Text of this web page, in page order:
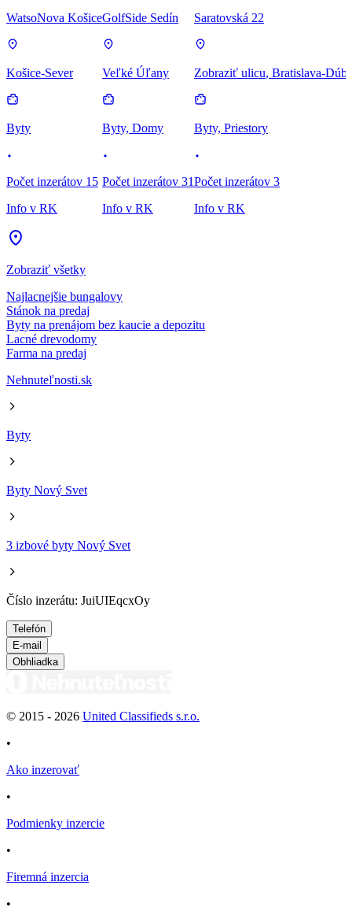
WatsoNova Košice
Košice-Sever
Byty
Počet inzerátov 15
Info v RK
GolfSide Sedín
Veľké Úľany
Byty, Domy
Počet inzerátov 31
Info v RK
Saratovská 22
Zobraziť ulicu, Bratislava-
Byty, Priestory
Počet inzerátov 3
Info v RK
Zobraziť všetky
Najlacnejšie bungalovy
Stánok na predaj
Byty na prenájom bez kaucie a depozitu
Lacné drevodomy
Farma na predaj
Nehnuteľnosti.sk
Byty
Byty Nový Svet
3 izbové byty Nový Svet
Číslo inzerátu: JuiUIEqcxOy
Telefón
E-mail
Obhliadka
© 2015 - 2026 United Classifieds s.r.o.
•
Ako inzerovať
•
Podmienky inzercie
•
Firemná inzercia
•